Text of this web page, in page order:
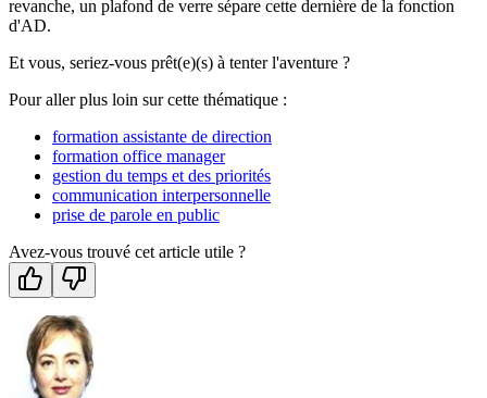
revanche, un plafond de verre sépare cette dernière de la fonction
d'AD.
Et vous, seriez-vous prêt(e)(s) à tenter l'aventure ?
Pour aller plus loin sur cette thématique :
formation assistante de direction
formation office manager
gestion du temps et des priorités
communication interpersonnelle
prise de parole en public
Avez-vous trouvé cet article utile ?